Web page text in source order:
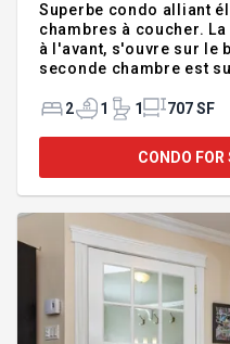
Superbe condo alliant
chambres à coucher.
à l'avant, s'ouvre sur le
seconde chambre est
chaleureuse et
coeur de l'unité. La
comptoir, s'intègre
avec raffinement le
d'époque. Superbe
2 1 1 707 SF
CONDO FOR